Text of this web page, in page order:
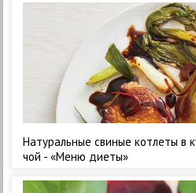
Натуральные свиные котлеты в
чой - «Меню диеты»